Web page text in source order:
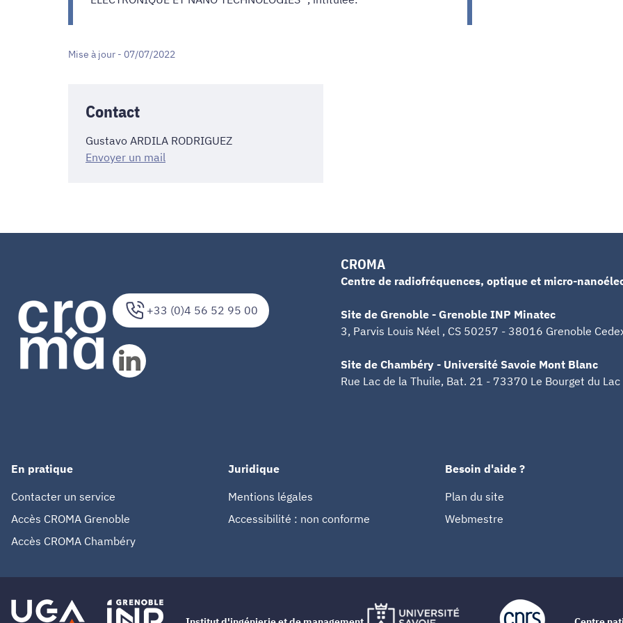
Mise à jour - 07/07/2022
Contact
Gustavo ARDILA RODRIGUEZ
Envoyer un mail
+33 (0)4 56 52 95 00
CROMA
Centre de radiofréquences, optique et micro-
Site de Grenoble - Grenoble INP Minatec
3, Parvis Louis Néel , CS 50257 - 38016 Grenoble
Site de Chambéry - Université Savoie Mont Blanc
Rue Lac de la Thuile, Bat. 21 - 73370 Le Bourget du Lac
En pratique
Contacter un service
Accès CROMA Grenoble
Accès CROMA Chambéry
Juridique
Mentions légales
Accessibilité : non conforme
Besoin d'aide ?
Plan du site
Webmestre